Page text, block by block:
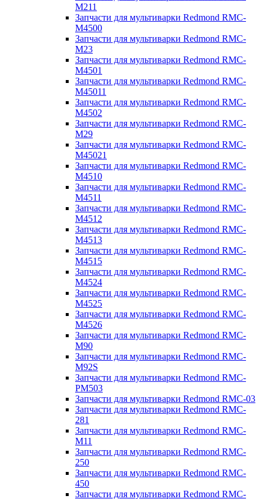
M211
Запчасти для мультиварки Redmond RMC-
M4500
Запчасти для мультиварки Redmond RMC-
M23
Запчасти для мультиварки Redmond RMC-
M4501
Запчасти для мультиварки Redmond RMC-
M45011
Запчасти для мультиварки Redmond RMC-
M4502
Запчасти для мультиварки Redmond RMC-
M29
Запчасти для мультиварки Redmond RMC-
M45021
Запчасти для мультиварки Redmond RMC-
M4510
Запчасти для мультиварки Redmond RMC-
M4511
Запчасти для мультиварки Redmond RMC-
M4512
Запчасти для мультиварки Redmond RMC-
M4513
Запчасти для мультиварки Redmond RMC-
M4515
Запчасти для мультиварки Redmond RMC-
M4524
Запчасти для мультиварки Redmond RMC-
M4525
Запчасти для мультиварки Redmond RMC-
M4526
Запчасти для мультиварки Redmond RMC-
M90
Запчасти для мультиварки Redmond RMC-
M92S
Запчасти для мультиварки Redmond RMC-
PM503
Запчасти для мультиварки Redmond RMC-03
Запчасти для мультиварки Redmond RMC-
281
Запчасти для мультиварки Redmond RMC-
M11
Запчасти для мультиварки Redmond RMC-
250
Запчасти для мультиварки Redmond RMC-
450
Запчасти для мультиварки Redmond RMC-